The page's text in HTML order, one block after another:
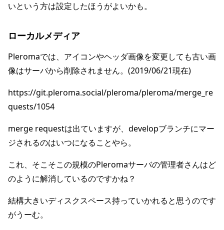
いという方は設定したほうがよいかも。
ローカルメディア
Pleromaでは、アイコンやヘッダ画像を変更しても古い画
像はサーバから削除されません。(2019/06/21現在)
https://git.pleroma.social/pleroma/pleroma/merge_re
quests/1054
merge requestは出ていますが、developブランチにマー
ジされるのはいつになることやら。
これ、そこそこの規模のPleromaサーバの管理者さんはど
のように解消しているのですかね？
結構大きいディスクスペース持っていかれると思うのです
がうーむ。